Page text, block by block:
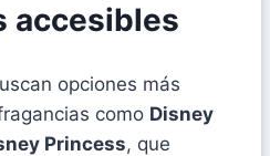
accesibles
opciones más
como Disney
Princess, que